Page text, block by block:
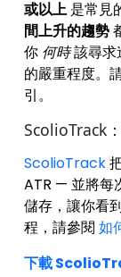
或以上 是常見
間上升的趨勢
你 何時該尋求
的嚴重程度。
引。
ScolioTrack
ScolioTrack
ATR — 並將每
儲存，讓你看
程，請參閱 如
下載